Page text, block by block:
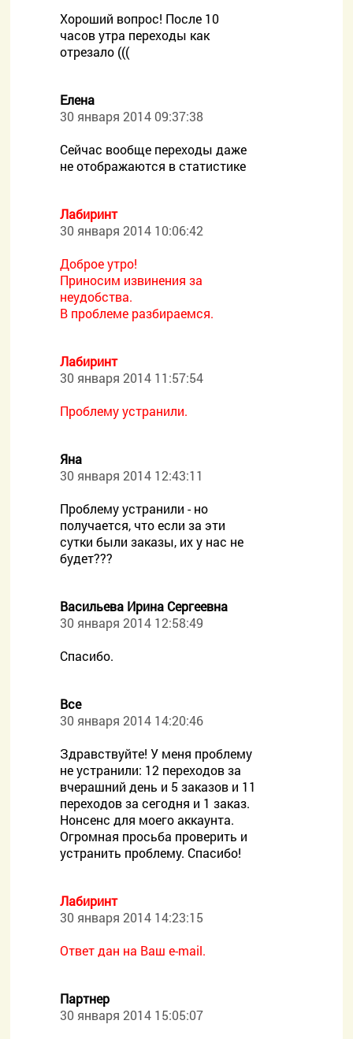
Хороший вопрос! После 10
часов утра переходы как
отрезало (((
Елена
30 января 2014 09:37:38
Сейчас вообще переходы даже
не отображаются в статистике
Лабиринт
30 января 2014 10:06:42
Доброе утро!
Приносим извинения за
неудобства.
В проблеме разбираемся.
Лабиринт
30 января 2014 11:57:54
Проблему устранили.
Яна
30 января 2014 12:43:11
Проблему устранили - но
получается, что если за эти
сутки были заказы, их у нас не
будет???
Васильева Ирина Сергеевна
30 января 2014 12:58:49
Спасибо.
Все
30 января 2014 14:20:46
Здравствуйте! У меня проблему
не устранили: 12 переходов за
вчерашний день и 5 заказов и 11
переходов за сегодня и 1 заказ.
Нонсенс для моего аккаунта.
Огромная просьба проверить и
устранить проблему. Спасибо!
Лабиринт
30 января 2014 14:23:15
Ответ дан на Ваш e-mail.
Партнер
30 января 2014 15:05:07